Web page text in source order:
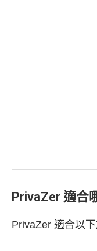
PrivaZer 適合
PrivaZer 適合以下